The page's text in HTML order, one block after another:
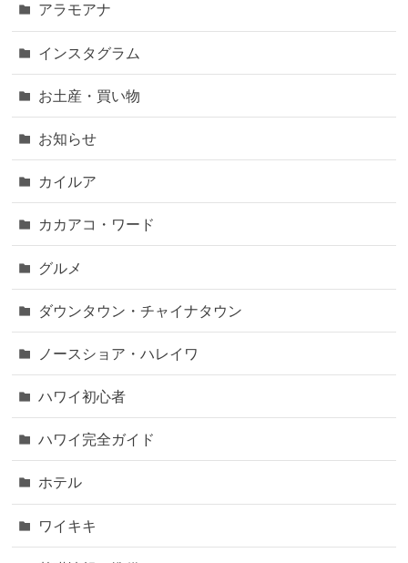
アラモアナ
インスタグラム
お土産・買い物
お知らせ
カイルア
カカアコ・ワード
グルメ
ダウンタウン・チャイナタウン
ノースショア・ハレイワ
ハワイ初心者
ハワイ完全ガイド
ホテル
ワイキキ